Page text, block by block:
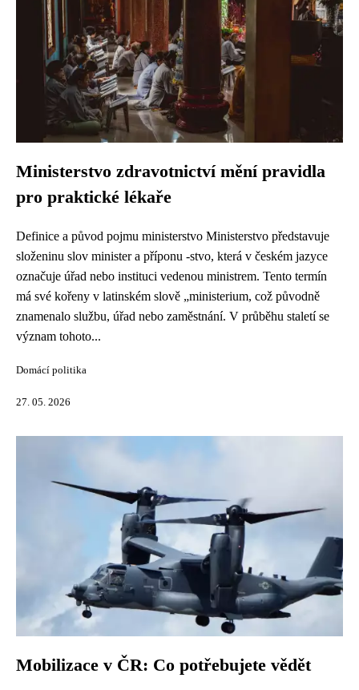
Ministerstvo zdravotnictví mění pravidla
pro praktické lékaře
Definice a původ pojmu ministerstvo Ministerstvo představuje
složeninu slov minister a příponu -stvo, která v českém jazyce
označuje úřad nebo instituci vedenou ministrem. Tento termín
má své kořeny v latinském slově „ministerium, což původně
znamenalo službu, úřad nebo zaměstnání. V průběhu staletí se
význam tohoto...
Domácí politika
27. 05. 2026
Mobilizace v ČR: Co potřebujete vědět